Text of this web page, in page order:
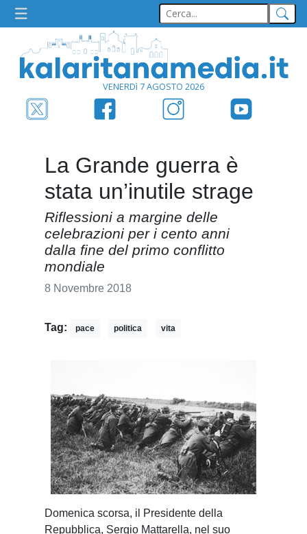
VENERDì 7 AGOSTO 2026
La Grande guerra è
stata un’inutile strage
Riflessioni a margine delle
celebrazioni per i cento anni
dalla fine del primo conflitto
mondiale
8 Novembre 2018
Tag: pace politica vita
Domenica scorsa, il Presidente della
Repubblica, Sergio Mattarella, nel suo